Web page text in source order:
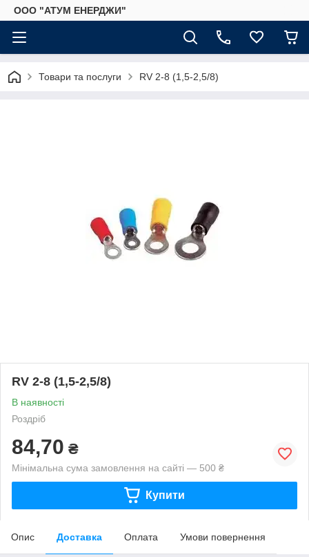
ООО "АТУМ ЕНЕРДЖИ"
Товари та послуги RV 2-8 (1,5-2,5/8)
RV 2-8 (1,5-2,5/8)
В наявності
Роздріб
84,70 ₴
Мінімальна сума замовлення на сайті — 500 ₴
Купити
Опис Доставка Оплата Умови повернення